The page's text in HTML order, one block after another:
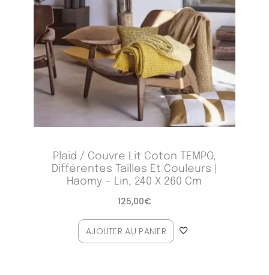
Plaid / Couvre Lit Coton TEMPO,
Différentes Tailles Et Couleurs |
Haomy – Lin, 240 X 260 Cm
125,00€
AJOUTER AU PANIER